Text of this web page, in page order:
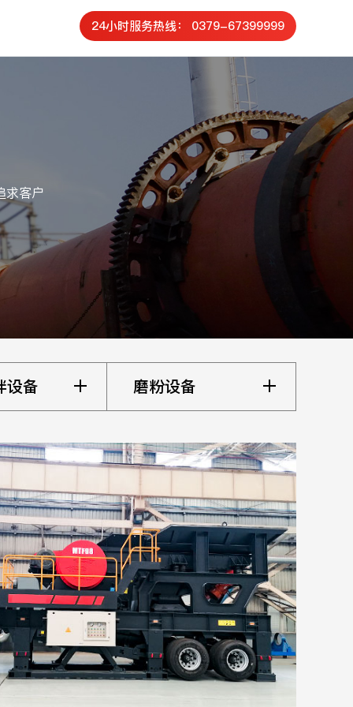
24小时服务热线： 0379-67399999
求客户
设备 磨粉设备